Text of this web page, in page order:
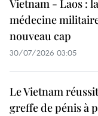
Vietnam - Laos :
médecine
nouveau cap
30/07/2026 03:05
Le Vietnam
greffe de pénis à